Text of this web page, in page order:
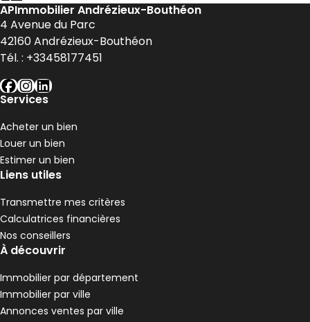
APImmobilier Andrézieux-Bouthéon
4 Avenue du Parc
42160Andrézieux-Bouthéon
Tél. : +33458177451
facebook
instagram
linkedin
Services
Acheter un bien
Louer un bien
Estimer un bien
Liens utiles
Transmettre mes critères
Calculatrices financières
Nos conseillers
À découvrir
Immobilier par département
Immobilier par ville
Annonces ventes par ville